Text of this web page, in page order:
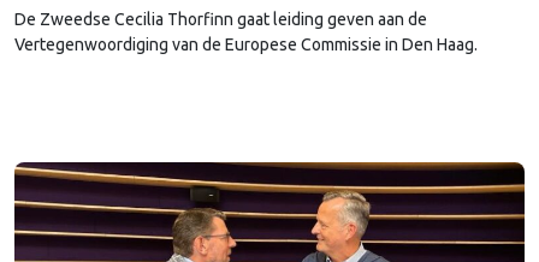
De Zweedse Cecilia Thorfinn gaat leiding geven aan de
Vertegenwoordiging van de Europese Commissie in Den Haag.